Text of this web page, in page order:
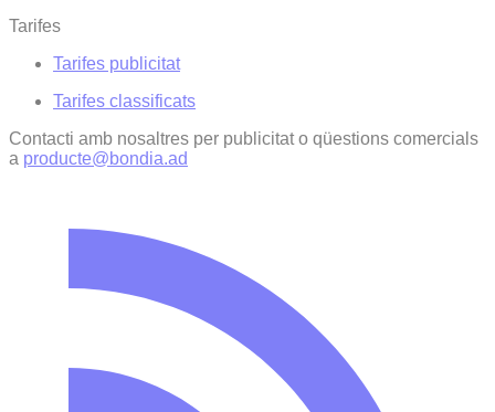
Tarifes
Tarifes publicitat
Tarifes classificats
Contacti amb nosaltres per publicitat o qüestions comercials
a producte@bondia.ad